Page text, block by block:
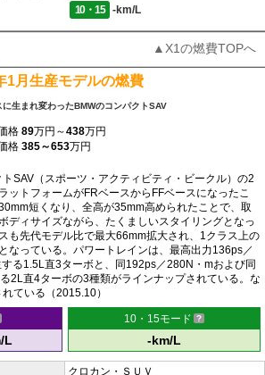
10・15 -km/L
▲X1の燃費TOPへ
1月生産モデルの燃費
に生まれ変わったBMWのコンパクトSAV
格 89万円～438万円
格 385～653万円
SAV（スポーツ・アクティビティ・ビークル）の2
ットフォームがFRベースからFFベースになったこ
短くなり、全高が35mm高められたことで、取
ディサイズながら、たくましいスタイリングとなっ
も先代モデル比で最大66mm拡大され、1クラス上の
なっている。パワートレインは、最高出力136ps／
る1.5L直3ターボと、同192ps／280N・mおよび同
2L直4ターボの3種類がラインナップされている。な
ている（2015.10）
L
10・15モード
-km/L
クロカン・ＳＵＶ